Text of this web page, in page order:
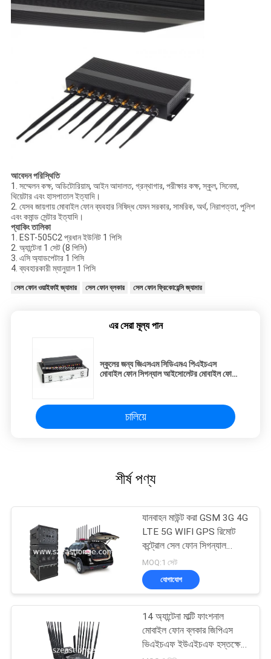
আবেদন পরিস্থিতি
1. সম্মেলন কক্ষ, অডিটোরিয়াম, আইন আদালত, গ্রন্থাগার, পরীক্ষার কক্ষ, স্কুল, সিনেমা,
থিয়েটার এবং হাসপাতাল ইত্যাদি।
2. যেসব জায়গায় মোবাইল ফোন ব্যবহার নিষিদ্ধ যেমন সরকার, সামরিক, অর্থ, নিরাপত্তা, পুলিশ
এবং কমান্ড সেন্টার ইত্যাদি।
প্যাকিং তালিকা
1. EST-505C2 প্রধান ইউনিট 1 পিসি
2. অ্যান্টেনা 1 সেট (8 পিসি)
3. এসি অ্যাডপেটার 1 পিসি
4. ব্যবহারকারী ম্যানুয়াল 1 পিসি
সেল ফোন ওয়াইফাই জ্যামার সেল ফোন ব্লকার সেল ফোন ফ্রিকোয়েন্সি জ্যামার
এর সেরা মূল্য পান
স্কুলের জন্য জিএসএম সিডিএমএ পিএইচএস
মোবাইল ফোন সিগন্যাল আইসোলেটর মোবাইল ফোন
চালিয়ে
শীর্ষ পণ্য
যানবাহন মাউন্ট করা GSM 3G 4G
LTE 5G WIFI GPS রিমোট
কন্ট্রোল সেল ফোন সিগন্যাল
জ্যামার
MOQ:1 সেট
যোগাযোগ
14 অ্যান্টেনা মাল্টি ফাংশনাল
মোবাইল ফোন ব্লকার জিপিএস
ভিএইচএফ ইউএইচএফ হস্তক্ষেপ